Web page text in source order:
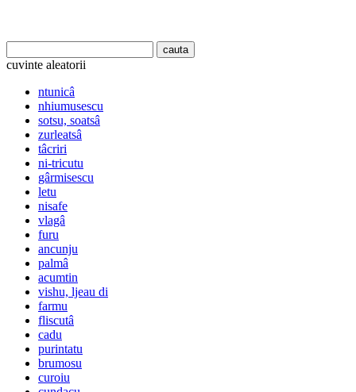
cuvinte aleatorii
ntunicâ
nhiumusescu
sotsu, soatsâ
zurleatsâ
tâcriri
ni-tricutu
gârmisescu
letu
nisafe
vlagâ
furu
ancunju
palmâ
acumtin
vishu, ljeau di
farmu
fliscutâ
cadu
purintatu
brumosu
curoiu